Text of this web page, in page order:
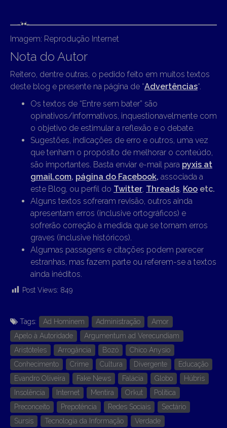
Imagem: Reprodução Internet
Nota do Autor
Reitero, dentre outras, o pedido feito em muitos textos
deste blog e presente na página de “Advertências“.
Os textos de “Entre sem bater” são
opinativos/informativos, inquestionavelmente com
o objetivo de estimular a reflexão e o debate.
Sugestões, indicações de erro e outros, uma vez
que tenham o propósito de melhorar o conteúdo,
são importantes. Basta enviar e-mail para pyxis at
gmail.com, página do Facebook, associada a
este Blog, ou perfil do Twitter, Threads, Koo etc.
Alguns textos sofreram revisão, outros ainda
apresentam erros (inclusive ortográficos) e
sofrerão correção à medida que se tornam erros
graves (inclusive históricos).
Algumas passagens e citações podem parecer
estranhas, mas fazem parte ou referem-se a textos
ainda inéditos.
Post Views: 849
Tags: Ad Hominem Administração
Amor
Apelo à Autoridade
Argumentum ad Verecundiam
Aristóteles
Arrogância Bozó
Chico Anysio
Conhecimento
Crime Cultura Divergente
Educação
Evandro Oliveira
Fake News Falácia Globo
Húbris
Insolência
Internet Mentira Orkut
Política
Preconceito
Prepotência Redes Sociais
Sectário
Sursis
Tecnologia da Informação Verdade